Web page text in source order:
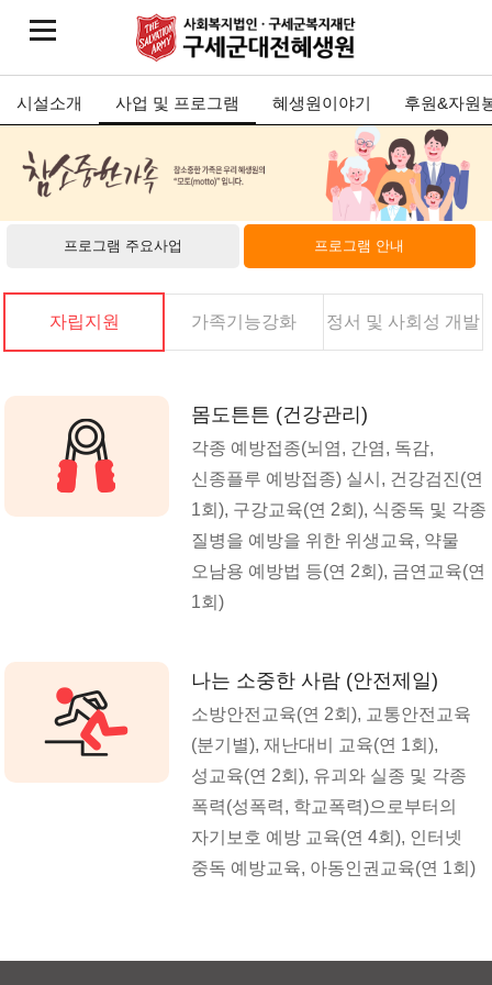
시설소개 사업 및 프로그램 혜생원이야기 후원&자원
프로그램 주요사업 프로그램 안내
자립지원 가족기능강화 정서 및 사회성 개발
몸도튼튼 (건강관리)
각종 예방접종(뇌염, 간염, 독감,
신종플루 예방접종) 실시, 건강검진(연
1회), 구강교육(연 2회), 식중독 및 각종
질병을 예방을 위한 위생교육, 약물
오남용 예방법 등(연 2회), 금연교육(연
1회)
나는 소중한 사람 (안전제일)
소방안전교육(연 2회), 교통안전교육
(분기별), 재난대비 교육(연 1회),
성교육(연 2회), 유괴와 실종 및 각종
폭력(성폭력, 학교폭력)으로부터의
자기보호 예방 교육(연 4회), 인터넷
중독 예방교육, 아동인권교육(연 1회)